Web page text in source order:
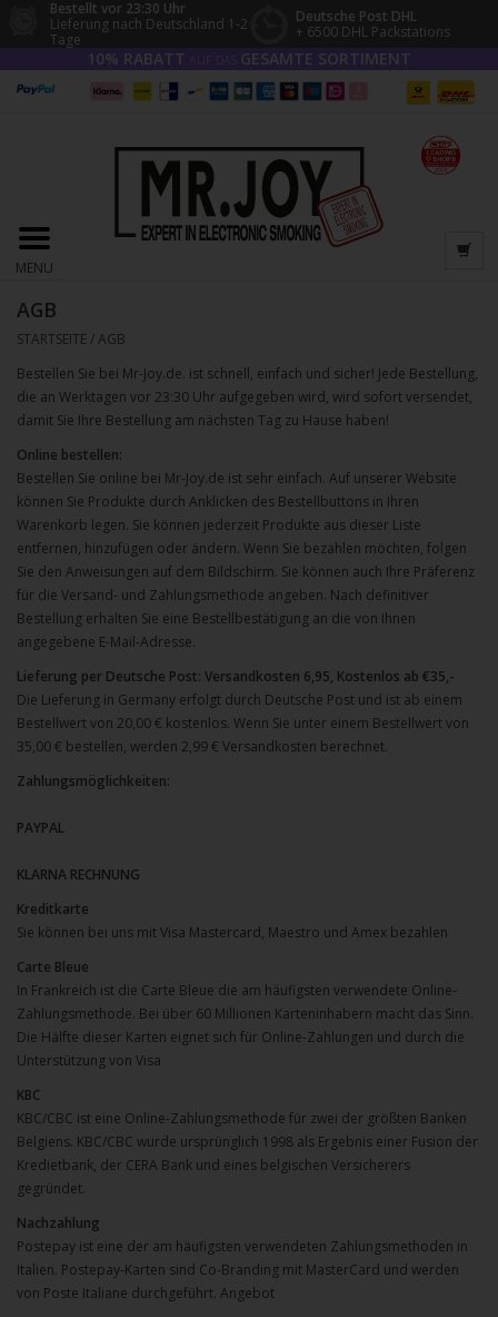
Bestellt vor 23:30 Uhr
Lieferung nach Deutschland 1-2
Tage
Deutsche Post DHL
+ 6500 DHL Packstations
10% RABATT GESAMTE SORTIMENT
MENU
AGB
STARTSEITE /AGB
Bestellen Sie bei Mr-Joy.de. ist schnell, einfach und sicher! Jede Bestellung,
die an Werktagen vor 23:30 Uhr aufgegeben wird, wird sofort versendet,
damit Sie Ihre Bestellung am nächsten Tag zu Hause haben!
Online bestellen:
Bestellen Sie online bei Mr-Joy.de ist sehr einfach. Auf unserer Website
können Sie Produkte durch Anklicken des Bestellbuttons in Ihren
Warenkorb legen. Sie können jederzeit Produkte aus dieser Liste
entfernen, hinzufügen oder ändern. Wenn Sie bezahlen möchten, folgen
Sie den Anweisungen auf dem Bildschirm. Sie können auch Ihre Präferenz
für die Versand- und Zahlungsmethode angeben. Nach definitiver
Bestellung erhalten Sie eine Bestellbestätigung an die von Ihnen
angegebene E-Mail-Adresse.
Lieferung per Deutsche Post: Versandkosten 6,95, Kostenlos ab €35,-
Die Lieferung in Germany erfolgt durch Deutsche Post und ist ab einem
Bestellwert von 20,00 € kostenlos. Wenn Sie unter einem Bestellwert von
35,00 € bestellen, werden 2,99 € Versandkosten berechnet.
Zahlungsmöglichkeiten:
PAYPAL
KLARNA RECHNUNG
Kreditkarte
Sie können bei uns mit Visa Mastercard, Maestro und Amex bezahlen
Carte Bleue
In Frankreich ist die Carte Bleue die am häufigsten verwendete Online-
Zahlungsmethode. Bei über 60 Millionen Karteninhabern macht das Sinn.
Die Hälfte dieser Karten eignet sich für Online-Zahlungen und durch die
Unterstützung von Visa
KBC
KBC/CBC ist eine Online-Zahlungsmethode für zwei der größten Banken
Belgiens. KBC/CBC wurde ursprünglich 1998 als Ergebnis einer Fusion der
Kredietbank, der CERA Bank und eines belgischen Versicherers
gegründet.
Nachzahlung
Postepay ist eine der am häufigsten verwendeten Zahlungsmethoden in
Italien. Postepay-Karten sind Co-Branding mit MasterCard und werden
von Poste Italiane durchgeführt. Angebot